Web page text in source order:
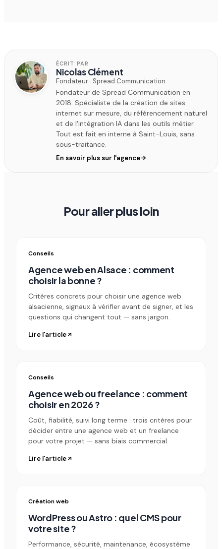
ÉCRIT PAR
Nicolas Clément
Fondateur · Spread Communication
Fondateur de Spread Communication en
2018. Spécialiste de la création de sites
internet sur mesure, du référencement naturel
et de l'intégration IA dans les outils métier.
Tout est fait en interne à Saint-Louis, sans
sous-traitance.
En savoir plus sur l'agence
Pour aller plus loin
Conseils
Agence web en Alsace : comment
choisir la bonne ?
Critères concrets pour choisir une agence web
alsacienne, signaux à vérifier avant de signer, et les
questions qui changent tout — sans jargon.
Lire l'article
Conseils
Agence web ou freelance : comment
choisir en 2026 ?
Coût, fiabilité, suivi long terme : trois critères pour
décider entre une agence web et un freelance
pour votre projet — sans biais commercial.
Lire l'article
Création web
WordPress ou Astro : quel CMS pour
votre site ?
Performance, sécurité, maintenance, écosystème :